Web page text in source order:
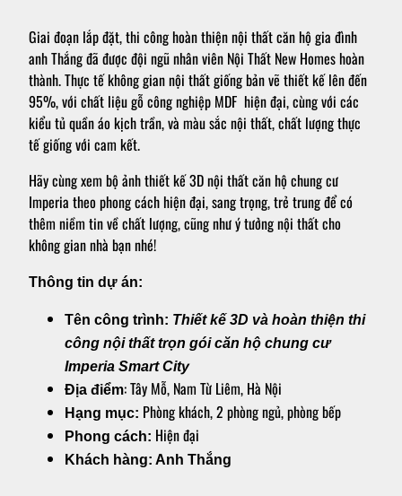
Giai đoạn lắp đặt, thi công hoàn thiện nội thất căn hộ gia đình
anh Thắng đã được đội ngũ nhân viên Nội Thất New Homes hoàn
thành. Thực tế không gian nội thất giống bản vẽ thiết kế lên đến
95%, với chất liệu gỗ công nghiệp MDF hiện đại, cùng với các
kiểu tủ quần áo kịch trần, và màu sắc nội thất, chất lượng thực
tế giống với cam kết.
Hãy cùng xem bộ ảnh thiết kế 3D nội thất căn hộ chung cư
Imperia theo phong cách hiện đại, sang trọng, trẻ trung để có
thêm niềm tin về chất lượng, cũng như ý tưởng nội thất cho
không gian nhà bạn nhé!
Thông tin dự án:
Tên công trình: Thiết kế 3D và hoàn thiện thi
công nội thất trọn gói căn hộ chung cư
Imperia Smart City
Địa điểm: Tây Mỗ, Nam Từ Liêm, Hà Nội
Hạng mục: Phòng khách, 2 phòng ngủ, phòng bếp
Phong cách: Hiện đại
Khách hàng: Anh Thắng